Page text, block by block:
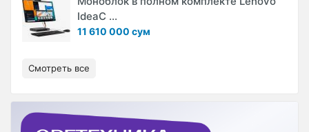
IdeaC ...
11 610 000 сум
Смотреть все